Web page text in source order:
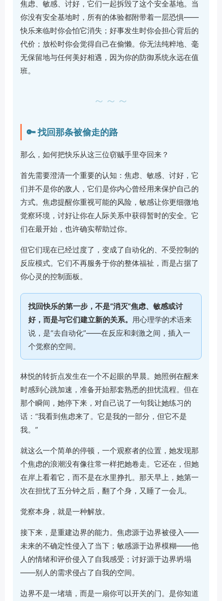
焦虑、敏感、讨好，它们一起拆毁了这个安全基地。当
你没有安全基地时，所有的体验都附带着一层恐惧——
快乐来临时你会怕它消失；好事发生时你会担心背后的
代价；放松时你会觉得自己在偷懒。你无法纯粹地、毫
无保留地与任何美好相遇，因为你的防御系统永远在值
班。
～～～
🔑 找回那条被偷走的路
那么，如何把快乐从这三位窃贼手里夺回来？
首先需要澄清一个重要的认知：焦虑、敏感、讨好，它
们并不是你的敌人，它们是你内心曾经用来保护自己的
方式。焦虑提醒你重视可能的风险，敏感让你更细微地
觉察环境，讨好让你在人际关系中获得暂时的安全。它
们在最开始，也许确实帮助过你。
但它们现在已经过度了，变成了自动化的、不受控制的
反应模式。它们不再服务于你的整体福祉，而是占据了
你心灵的控制面板。
找回快乐的第一步，不是“消灭”焦虑、敏感或讨
好，而是与它们建立新的关系。 用心理学的术语来
说，是“去自动化”——在反应和刺激之间，插入一
个觉察的空间。
林悦的转折点发生在一个不起眼的早晨。她照例在醒来
时感到心跳加速，准备开始那套熟悉的担忧流程。但在
那个瞬间，她停下来，对自己说了一句我让她练习的
话：“我看到焦虑来了。它是我的一部分，但它不是
我。”
就这么一个简单的停顿，一个观察者的位置，她发现那
个焦虑的浪潮没有像往常一样把她卷走。它还在，但她
在岸上看着它，而不是在水里挣扎。那天早上，她第一
次在担忧了五分钟之后，翻了个身，又睡了一会儿。
觉察本身，就是一种解放。
接下来，是重建边界的能力。焦虑源于边界被侵入——
未来的不确定性侵入了当下；敏感源于边界模糊——他
人的情绪和评价侵入了自我感受；讨好源于边界坍塌
——别人的需求侵占了自我的空间。
边界不是一堵墙，而是一扇你可以开关的门。是你知道